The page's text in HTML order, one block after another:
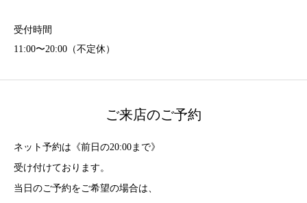
受付時間
11:00〜20:00（不定休）
ご来店のご予約
ネット予約は《前日の20:00まで》
受け付けております。
当日のご予約をご希望の場合は、